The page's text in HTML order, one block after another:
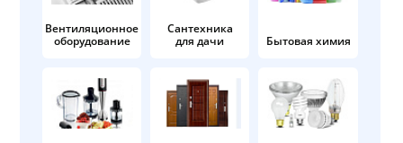
Вентиляционное
оборудование
Сантехника
для дачи
Бытовая химия